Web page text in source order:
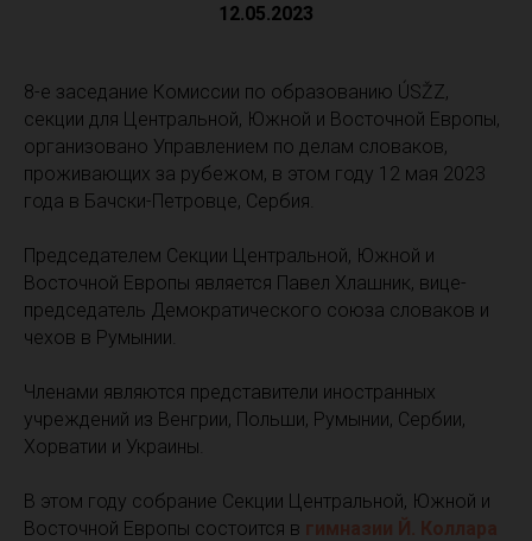
12.05.2023
8-е заседание Комиссии по образованию ÚSŽZ,
секции для Центральной, Южной и Восточной Европы,
организовано Управлением по делам словаков,
проживающих за рубежом, в этом году 12 мая 2023
года в Бачски-Петровце, Сербия.
Председателем Секции Центральной, Южной и
Восточной Европы является Павел Хлашник, вице-
председатель Демократического союза словаков и
чехов в Румынии.
Членами являются представители иностранных
учреждений из Венгрии, Польши, Румынии, Сербии,
Хорватии и Украины.
В этом году собрание Секции Центральной, Южной и
Восточной Европы состоится в гимназии Й. Коллара